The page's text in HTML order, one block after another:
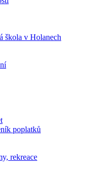
škola v Holanech
poplatků
rekreace